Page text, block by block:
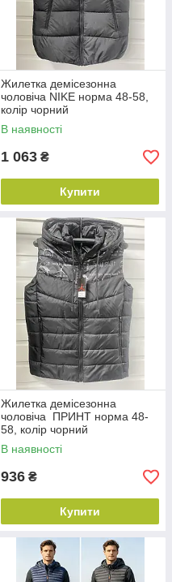
Жилетка демісезонна
чоловіча NIKE норма 48-58,
колір чорний
В наявності
1 063 ₴
Купити
Жилетка демісезонна
чоловіча ПРИНТ норма 48-
58, колір чорний
В наявності
936 ₴
Купити